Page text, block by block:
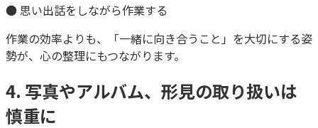
● 思い出話をしながら作業する
作業の効率よりも、「一緒に向き合うこと」を大切にする姿
勢が、心の整理にもつながります。
4. 写真やアルバム、形見の取り扱いは
慎重に